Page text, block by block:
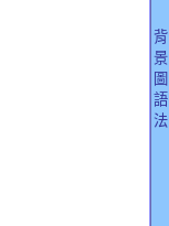
背
景
圖
語
法